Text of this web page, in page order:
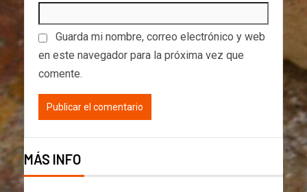
Guarda mi nombre, correo electrónico y web
en este navegador para la próxima vez que
comente.
MÁS INFO